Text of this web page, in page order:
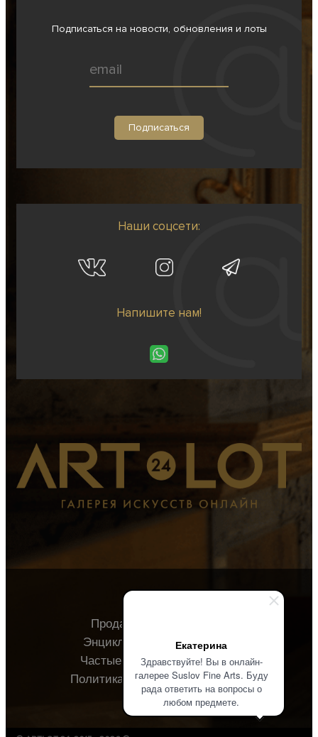
Екатерина
Здравствуйте! Вы в онлайн-
галерее Suslov Fine Arts. Буду
рада ответить на вопросы о
любом предмете.
Подписаться на новости, обновления и лоты
Наши соцсети:
Напишите нам!
Продавцу
Энциклопедия
О галерее
Частые вопросы
Контакты
Политика конфиденциальности